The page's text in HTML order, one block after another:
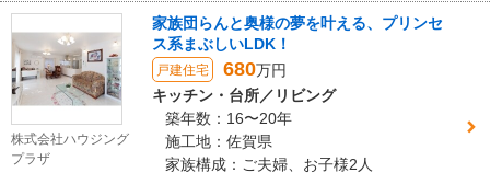
重ねました。床材はLDKのものとあえて変えることで、空間
にメリハリをつけました。
株式会社ハウジング
プラザ
家族団らんと奥様の夢を叶える、プリンセ
ス系まぶしいLDK！
戸建住宅 680万円
キッチン・台所／リビング
築年数：16〜20年
施工地：佐賀県
家族構成：ご夫婦、お子様2人